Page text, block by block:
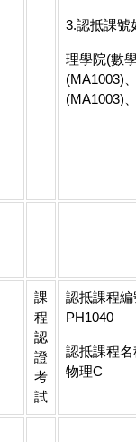
3.認抵課號
理學院(數
(MA1003)
(MA1003)
課
程
認
證
考
試
認抵課程編
PH1040
認抵課程
物理C